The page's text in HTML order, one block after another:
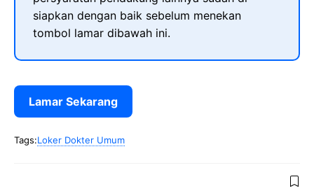
siapkan dengan baik sebelum menekan
tombol lamar dibawah ini.
Lamar Sekarang
Tags:Loker Dokter Umum